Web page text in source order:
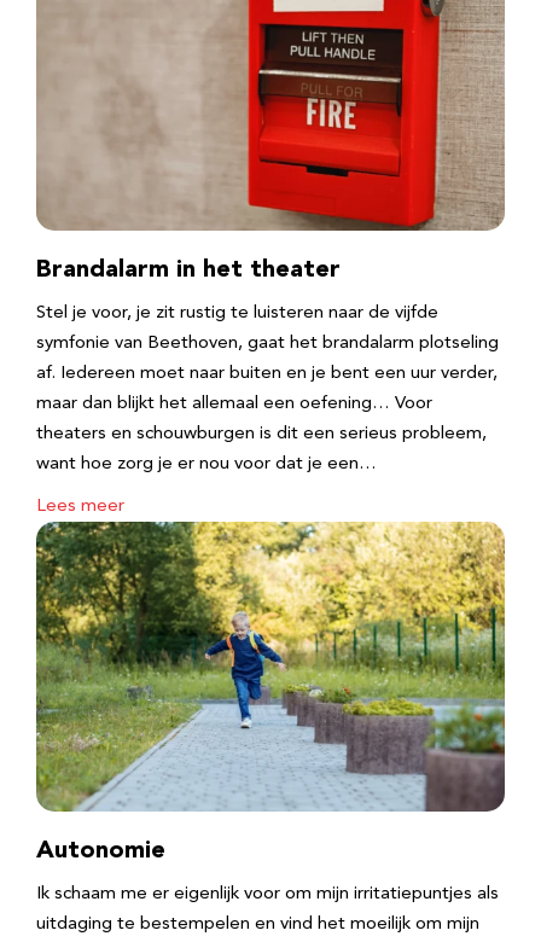
Brandalarm in het theater
Stel je voor, je zit rustig te luisteren naar de vijfde
symfonie van Beethoven, gaat het brandalarm plotseling
af. Iedereen moet naar buiten en je bent een uur verder,
maar dan blijkt het allemaal een oefening… Voor
theaters en schouwburgen is dit een serieus probleem,
want hoe zorg je er nou voor dat je een…
Lees meer
Autonomie
Ik schaam me er eigenlijk voor om mijn irritatiepuntjes als
uitdaging te bestempelen en vind het moeilijk om mijn